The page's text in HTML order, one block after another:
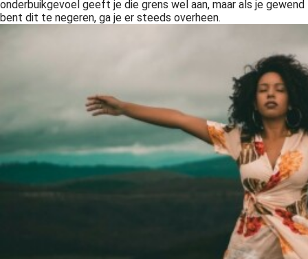
onderbuikgevoel geeft je die grens wel aan, maar als je gewend
bent dit te negeren, ga je er steeds overheen.